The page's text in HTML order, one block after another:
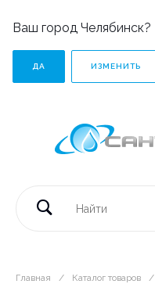
Ваш город Челябинск?
ДА ИЗМЕНИТЬ
Главная / Каталог товаров /